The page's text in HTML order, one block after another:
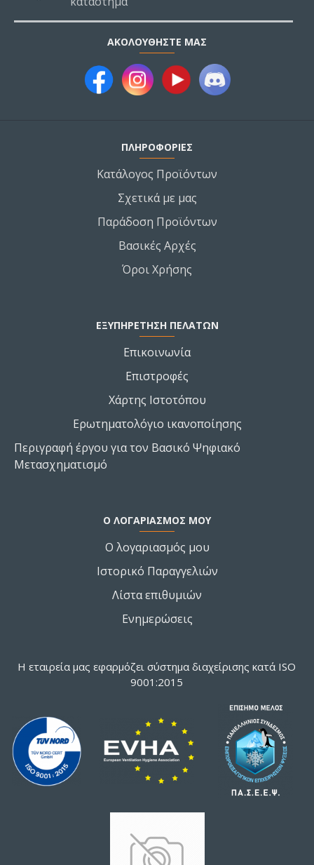
ΑΚΟΛΟΥΘΉΣΤΕ ΜΑΣ
ΠΛΗΡΟΦΟΡΙΕΣ
Κατάλογος Προϊόντων
Σχετικά με μας
Παράδοση Προϊόντων
Βασικές Αρχές
Όροι Χρήσης
ΕΞΥΠΗΡΕΤΗΣΗ ΠΕΛΑΤΩΝ
Επικοινωνία
Επιστροφές
Χάρτης Ιστοτόπου
Ερωτηματολόγιο ικανοποίησης
Περιγραφή έργου για τον Βασικό Ψηφιακό
Μετασχηματισμό
Ο ΛΟΓΑΡΙΑΣΜΌΣ ΜΟΥ
Ο λογαριασμός μου
Ιστορικό Παραγγελιών
Λίστα επιθυμιών
Ενημερώσεις
Η εταιρεία μας εφαρμόζει σύστημα διαχείρισης κατά ISO
9001:2015